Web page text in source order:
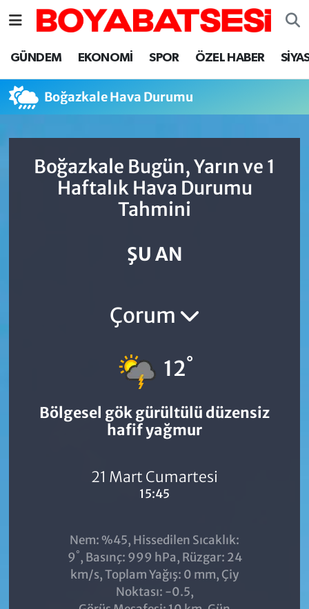
GÜNDEM EKONOMİ SPOR ÖZEL HABER
Boğazkale Hava Durumu
Boğazkale Bugün, Yarın ve 1
Haftalık Hava Durumu
Tahmini
ŞU AN
Çorum
12°
Bölgesel gök gürültülü düzensiz
hafif yağmur
21 Mart Cumartesi
15:45
Nem: %45, Hissedilen Sıcaklık:
9°, Basınç: 999 hPa, Rüzgar: 24
km/s, Toplam Yağış: 0 mm, Çiy
Noktası: -0.5,
Sinop Nöbetçi Eczaneler
Sinop Hava Durumu
Sinop Trafik Yoğunluk Haritası
Süper Lig Puan Durumu ve Fikstür
Son Dakika Haberleri